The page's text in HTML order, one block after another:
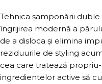
Tehnica șamponării
îngrijirea modernă a
de a disloca și elimina
reziduurile de styling
cea care tratează
ingredientelor active să